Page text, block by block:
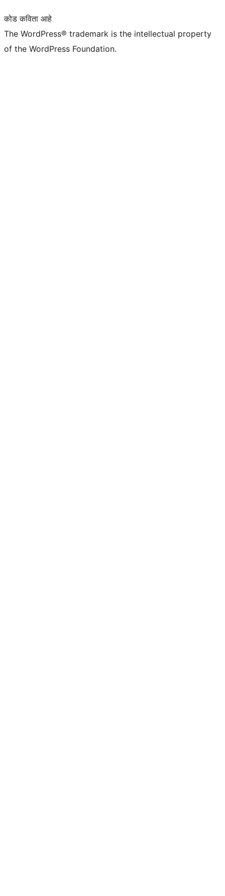
कोड कविता आहे
The WordPress® trademark is the intellectual property
of the WordPress Foundation.